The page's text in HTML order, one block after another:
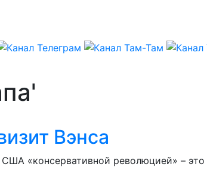
Вэнса
«консервативной революцией» –